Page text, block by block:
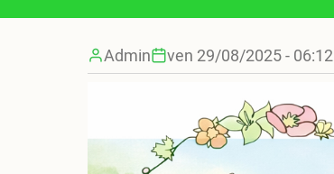
Aller
Admin ven 29/08/2025 - 06:12